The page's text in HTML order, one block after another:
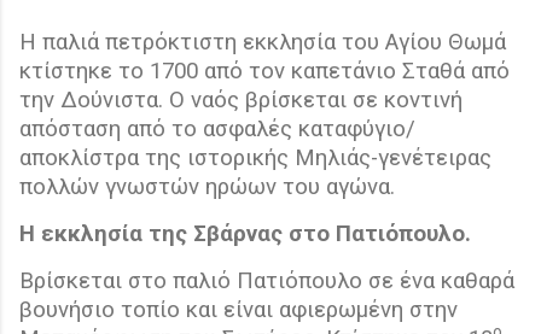
Η παλιά πετρόκτιστη εκκλησία του Αγίου Θωμά
κτίστηκε το 1700 από τον καπετάνιο Σταθά από
την Δούνιστα. Ο ναός βρίσκεται σε κοντινή
απόσταση από το ασφαλές καταφύγιο/
αποκλίστρα της ιστορικής Μηλιάς-γενέτειρας
πολλών γνωστών ηρώων του αγώνα.
Η εκκλησία της Σβάρνας στο Πατιόπουλο.
Βρίσκεται στο παλιό Πατιόπουλο σε ένα καθαρά
βουνήσιο τοπίο και είναι αφιερωμένη στην